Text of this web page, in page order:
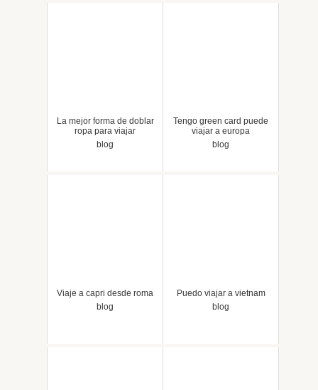
La mejor forma de doblar
ropa para viajar
blog
Tengo green card puede
viajar a europa
blog
Viaje a capri desde roma
blog
Puedo viajar a vietnam
blog